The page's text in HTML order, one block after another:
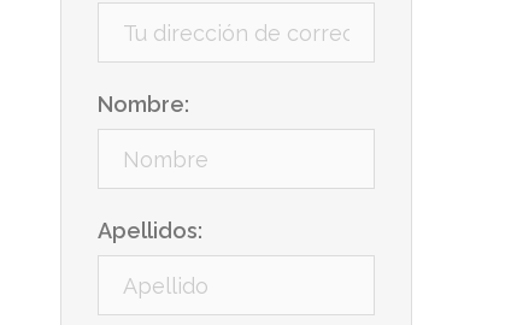
Nombre:
Apellidos: